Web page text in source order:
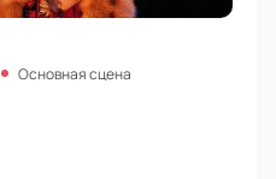
Основная сцена